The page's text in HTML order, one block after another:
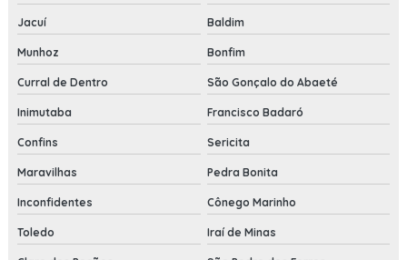
Jacuí Baldim
Munhoz Bonfim
Curral de Dentro São Gonçalo do Abaeté
Inimutaba Francisco Badaró
Confins Sericita
Maravilhas Pedra Bonita
Inconfidentes Cônego Marinho
Toledo Iraí de Minas